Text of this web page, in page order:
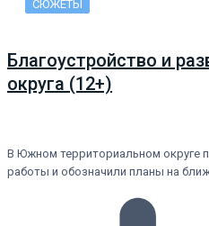
СЮЖЕТЫ
Благоустройство и
округа (12+)
В Южном территориальном округе
работы и обозначили планы на